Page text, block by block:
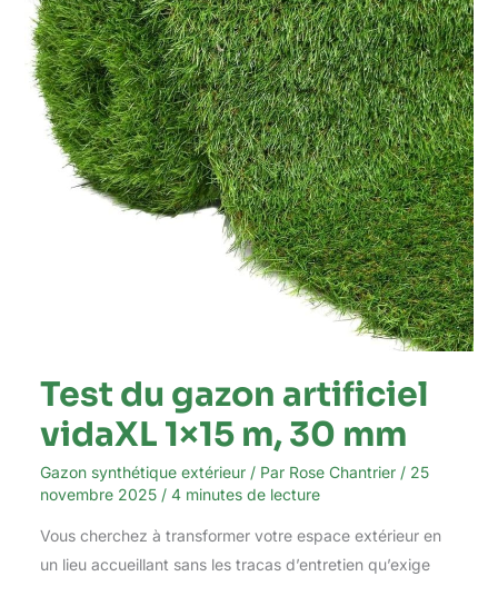
Test du gazon artificiel
vidaXL 1×15 m, 30 mm
Gazon synthétique extérieur/ Par Rose Chantrier / 25
novembre 2025 / 4 minutes de lecture
Vous cherchez à transformer votre espace extérieur en
un lieu accueillant sans les tracas d’entretien qu’exige
1×15
m,
30
mm